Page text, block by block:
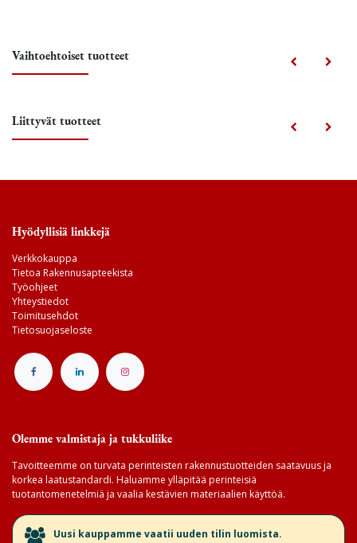
Vaihtoehtoiset tuotteet
Liittyvät tuotteet
Hyödyllisiä linkkejä
Verkkokauppa
Tietoa Rakennusapteekista
Työohjeet
Yhteystiedot
Toimitusehdot
Tietosuojaseloste
Olemme valmistaja ja tukkuliike
Tavoitteemme on turvata perinteisten rakennustuotteiden saatavuus ja
korkea laatustandardi. Haluamme ylläpitää perinteisiä
tuotantomenetelmiä ja vaalia kestävien materiaalien käyttöä.
​Uusi kauppamme vaatii uuden tilin luomista.